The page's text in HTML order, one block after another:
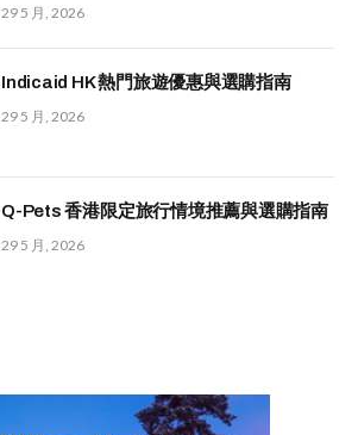
29 5 月, 2026
Indicaid HK 熱門旅遊優惠與選購指南
29 5 月, 2026
Q-Pets 香港限定旅行情境推薦與選購指南
29 5 月, 2026